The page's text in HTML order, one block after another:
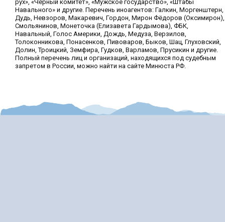
рух», «Чёрный комитет», «Мужское государство», «Штабы
Навального» и другие. Перечень иноагентов: Галкин, Моргенштерн,
Дудь, Невзоров, Макаревич, Гордон, Мирон Фёдоров (Оксимирон),
Смольянинов, Монеточка (Елизавета Гардымова), ФБК,
Навальный, Голос Америки, Дождь, Медуза, Верзилов,
Толоконникова, Понасенков, Пивоваров, Быков, Шац, Глуховский,
Долин, Троицкий, Земфира, Гудков, Варламов, Прусикин и другие.
Полный перечень лиц и организаций, находящихся под судебным
запретом в России, можно найти на сайте Минюста РФ.